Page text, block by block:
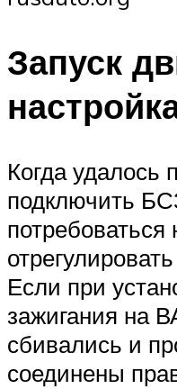
Запуск
Когда удалось
подключить
Если при
зажигания на
сбивались и
соединены